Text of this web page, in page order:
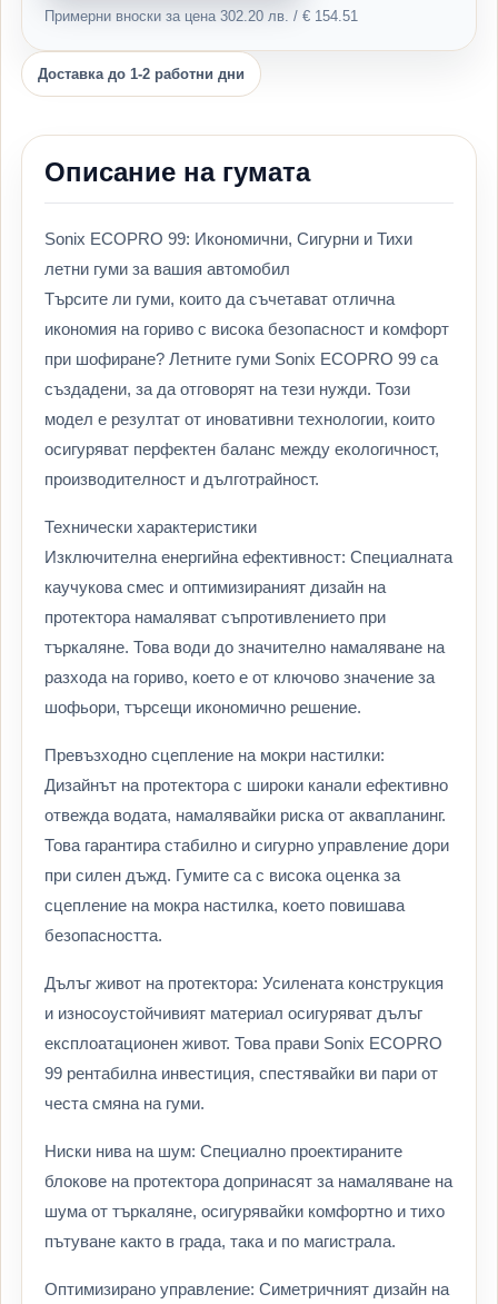
Примерни вноски за цена 302.20 лв. / € 154.51
Доставка до 1-2 работни дни
Описание на гумата
Sonix ECOPRO 99: Икономични, Сигурни и Тихи
летни гуми за вашия автомобил
Търсите ли гуми, които да съчетават отлична
икономия на гориво с висока безопасност и комфорт
при шофиране? Летните гуми Sonix ECOPRO 99 са
създадени, за да отговорят на тези нужди. Този
модел е резултат от иновативни технологии, които
осигуряват перфектен баланс между екологичност,
производителност и дълготрайност.
Технически характеристики
Изключителна енергийна ефективност: Специалната
каучукова смес и оптимизираният дизайн на
протектора намаляват съпротивлението при
търкаляне. Това води до значително намаляване на
разхода на гориво, което е от ключово значение за
шофьори, търсещи икономично решение.
Превъзходно сцепление на мокри настилки:
Дизайнът на протектора с широки канали ефективно
отвежда водата, намалявайки риска от аквапланинг.
Това гарантира стабилно и сигурно управление дори
при силен дъжд. Гумите са с висока оценка за
сцепление на мокра настилка, което повишава
безопасността.
Дълъг живот на протектора: Усилената конструкция
и износоустойчивият материал осигуряват дълъг
експлоатационен живот. Това прави Sonix ECOPRO
99 рентабилна инвестиция, спестявайки ви пари от
честа смяна на гуми.
Ниски нива на шум: Специално проектираните
блокове на протектора допринасят за намаляване на
шума от търкаляне, осигурявайки комфортно и тихо
пътуване както в града, така и по магистрала.
Оптимизирано управление: Симетричният дизайн на